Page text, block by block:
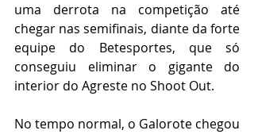
uma derrota na competição até
chegar nas semifinais, diante da forte
equipe do Betesportes, que só
conseguiu eliminar o gigante do
interior do Agreste no Shoot Out.
No tempo normal, o Galorote chegou